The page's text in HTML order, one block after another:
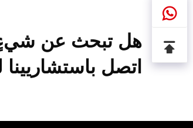
هل تبحث عن شيءٍ
اتصل